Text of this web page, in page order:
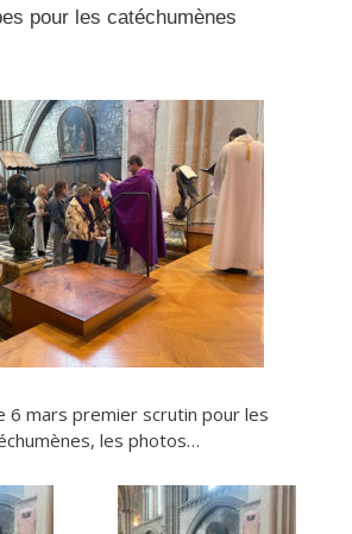
pour les catéchumènes
6 mars premier scrutin pour les
les photos…